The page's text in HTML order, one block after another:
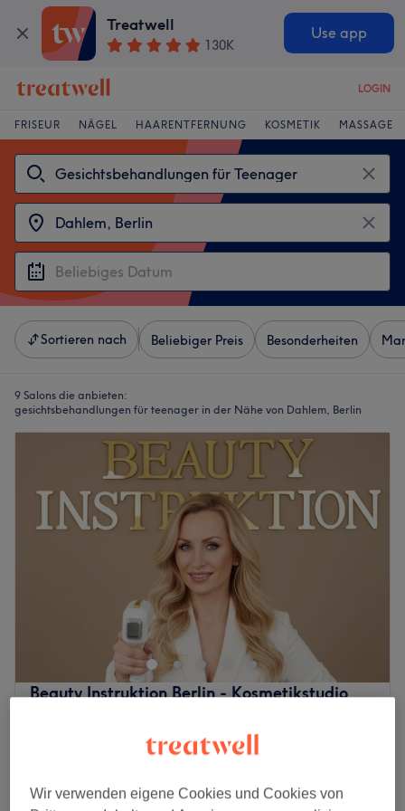
Treatwell
130K
Use app
LOGIN
FRISEUR NÄGEL HAARENTFERNUNG KOSMETIK MASSAGE
Sortieren nach Beliebiger Preis Besonderheiten
9 Salons die anbieten:
gesichtsbehandlungen für teenager in der Nähe von Dahlem, Berlin
Beauty Instruktion Berlin - Kosmetikstudio
184 Bewertungen
Auf Karte anzeigen
1 Std.
Wir verwenden eigene Cookies und Cookies von